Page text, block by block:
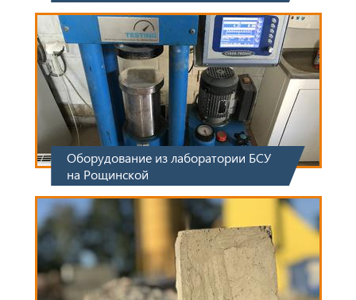
Оборудование из лаборатории БСУ
на Рощинской